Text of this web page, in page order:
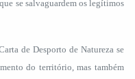
se salvaguardem os legítimos
de Desporto de Natureza se
do território, mas também